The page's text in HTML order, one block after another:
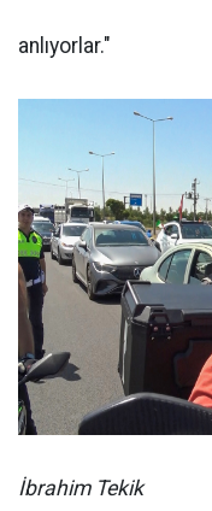
anlıyorlar."
İbrahim Tekik